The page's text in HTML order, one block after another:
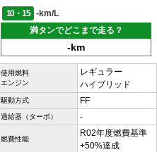
10・15
-km/L
満タンでどこまで走る？
-km
使用燃料
エンジン
レギュラー
ハイブリッド
駆動方式 FF
過給器（ターボ） -
燃費性能
R02年度燃費基準
+50%達成